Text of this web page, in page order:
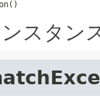
スタン